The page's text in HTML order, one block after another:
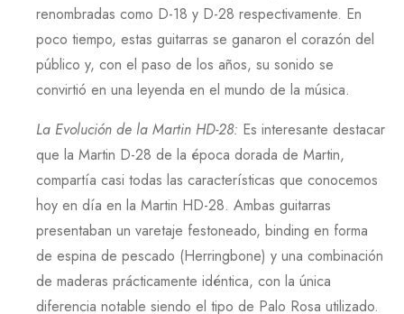
renombradas como D-18 y D-28 respectivamente. En
poco tiempo, estas guitarras se ganaron el corazón del
público y, con el paso de los años, su sonido se
convirtió en una leyenda en el mundo de la música.
La Evolución de la Martin HD-28: Es interesante destacar
que la Martin D-28 de la época dorada de Martin,
compartía casi todas las características que conocemos
hoy en día en la Martin HD-28. Ambas guitarras
presentaban un varetaje festoneado, binding en forma
de espina de pescado (Herringbone) y una combinación
de maderas prácticamente idéntica, con la única
diferencia notable siendo el tipo de Palo Rosa utilizado.